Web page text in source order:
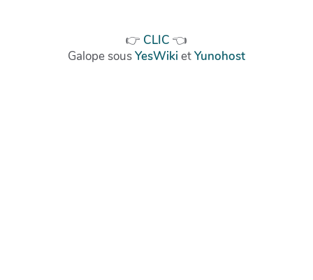
👉 CLIC 👈
Galope sousYesWiki etYunohost